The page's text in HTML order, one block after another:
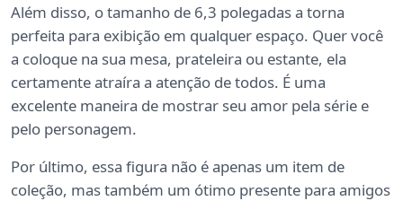
Além disso, o tamanho de 6,3 polegadas a torna
perfeita para exibição em qualquer espaço. Quer você
a coloque na sua mesa, prateleira ou estante, ela
certamente atraíra a atenção de todos. É uma
excelente maneira de mostrar seu amor pela série e
pelo personagem.
Por último, essa figura não é apenas um item de
coleção, mas também um ótimo presente para amigos